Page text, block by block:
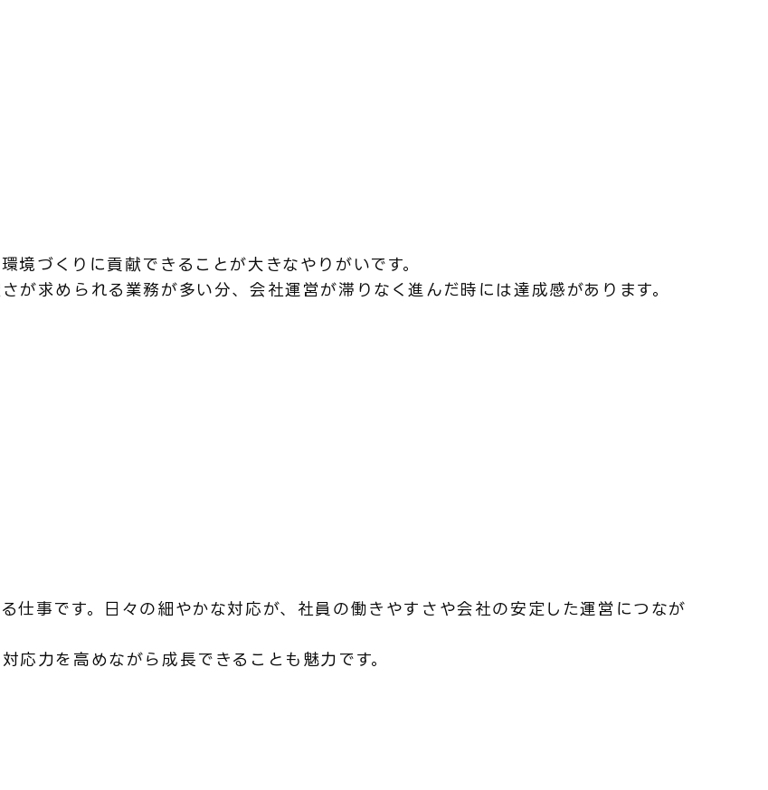
境づくりに貢献できることが大きなやりがいです。
が求められる業務が多い分、会社運営が滞りなく進んだ時には達成感があります。
仕事です。日々の細やかな対応が、社員の働きやすさや会社の安定した運営につなが
応力を高めながら成長できることも魅力です。